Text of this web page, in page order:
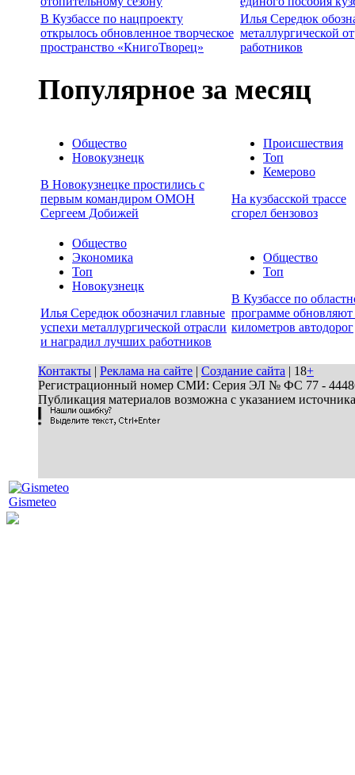
В Кузбассе по нацпроекту
открылось обновленное творческое
пространство «КнигоТворец»
Илья Середюк
металлургической
работников
Популярное за месяц
Общество
Новокузнецк
В Новокузнецке простились с
первым командиром ОМОН
Сергеем Добижей
Происшествия
Топ
Кемерово
На кузбасской трассе
сгорел бензовоз
Общество
Экономика
Топ
Новокузнецк
Илья Середюк обозначил главные
успехи металлургической отрасли
и наградил лучших работников
Общество
Топ
В Кузбассе по
программе обновляют
километров автодорог
Контакты | Реклама на сайте | Создание сайта | 18+
Регистрационный номер СМИ: Серия ЭЛ № ФС 77 - 44486
Публикация материалов возможна с указанием
Gismeteo